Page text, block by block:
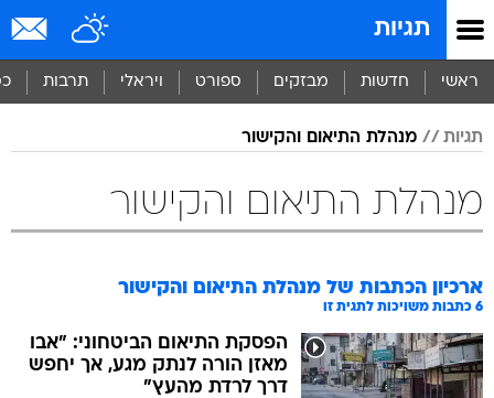
תגיות
ראשי חדשות מבזקים ספורט ויראלי תרבות
תגיות מנהלת התיאום והקישור
מנהלת התיאום והקישור
ארכיון הכתבות של מנהלת התיאום והקישור
6 כתבות משויכות לתגית זו
הפסקת התיאום הביטחוני: "אבו
מאזן הורה לנתק מגע, אך יחפש
דרך לרדת מהעץ"